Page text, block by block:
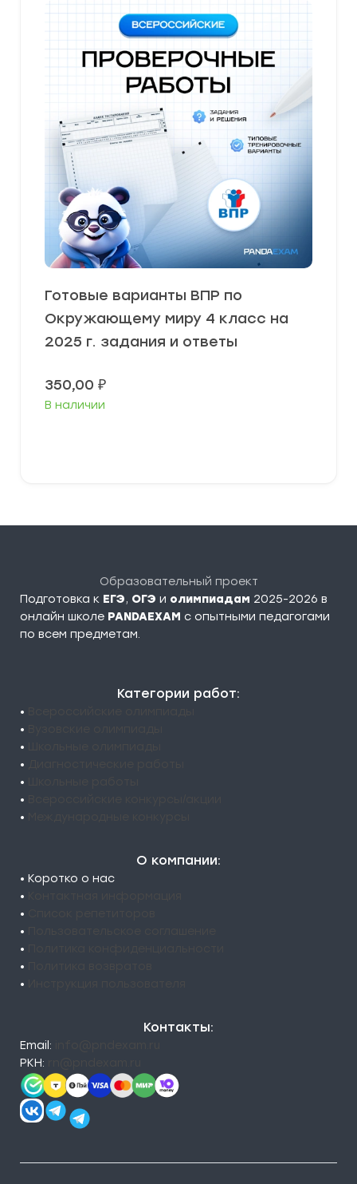
Готовые варианты ВПР по
Окружающему миру 4 класс на
2025 г. задания и ответы
350,00 ₽
В наличии
Образовательный проект
Подготовка к ЕГЭ, ОГЭ и олимпиадам 2025-2026 в
онлайн школе PANDAEXAM c опытными педагогами
по всем предметам.
Категории работ:
•
•
•
•
•
•
•
О компании:
• Коротко о нас
•
•
•
•
•
•
Контакты:
Email:
РКН: